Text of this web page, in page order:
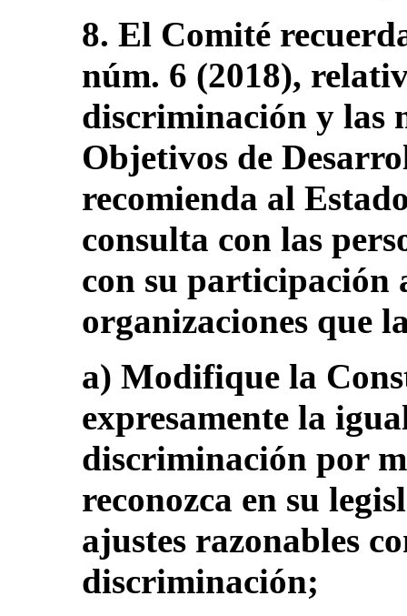
8. El Comité
núm. 6 (2018),
discriminación y las
Objetivos de
recomienda al
consulta con las
con su participación
organizaciones que
a) Modifique la
expresamente la
discriminación por
reconozca en su
ajustes razonables
discriminación;